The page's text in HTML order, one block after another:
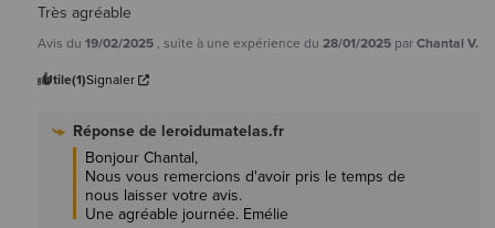
Très agréable
Avis du 19/02/2025 , suite à une expérience du 28/01/2025 parChantal V.
Utile(1)Signaler
Réponse de leroidumatelas.fr
Bonjour Chantal,
Nous vous remercions d'avoir pris le temps de
nous laisser votre avis.
Une agréable journée. Emélie